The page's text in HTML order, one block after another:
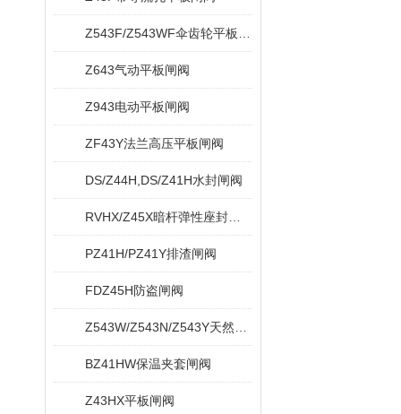
Z643气动平板闸阀
Z943电动平板闸阀
ZF43Y法兰高压平板闸阀
DS/Z44H,DS/Z41H水封闸阀
PZ41H/PZ41Y排渣闸阀
FDZ45H防盗闸阀
BZ41HW保温夹套闸阀
Z43HX平板闸阀